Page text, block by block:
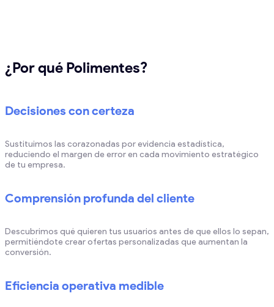
¿Por qué Polimentes?
Decisiones con certeza
Sustituimos las corazonadas por evidencia estadística,
reduciendo el margen de error en cada movimiento estratégico
de tu empresa.
Comprensión profunda del cliente
Descubrimos qué quieren tus usuarios antes de que ellos lo sepan,
permitiéndote crear ofertas personalizadas que aumentan la
conversión.
Eficiencia operativa medible